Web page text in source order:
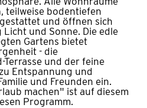
teilweise bodentiefen
und öffnen sich
und Sonne. Die edle
Gartens bietet
- die
und der feine
Entspannung und
und Freunden ein.
machen" ist auf diesem
Programm.